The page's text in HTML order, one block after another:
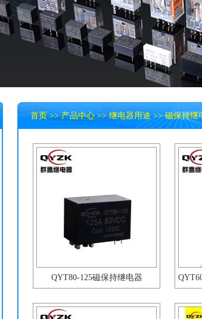
首页>>产品中心>>继电器用途>>磁保持继
QYT80-125磁保持继电器